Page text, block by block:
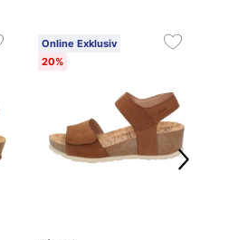
Online Exklusiv
20%